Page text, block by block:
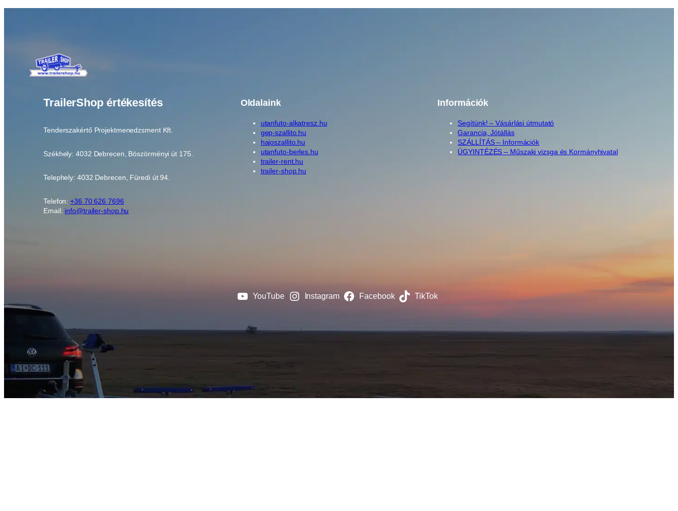
TrailerShop értékesítés
Tenderszakértő Projektmenedzsment Kft.
Székhely: 4032 Debrecen, Böszörményi út 175.
Telephely: 4032 Debrecen, Füredi út 94.
Telefon:+36 70 626 7696
Email: info@trailer-shop.hu
Oldalaink
utanfuto-alkatresz.hu
gep-szallito.hu
hajoszallito.hu
utanfuto-berles.hu
trailer-rent.hu
trailer-shop.hu
Információk
Segítünk! – Vásárlási útmutató
Garancia, Jótállás
SZÁLLÍTÁS – Információk
ÜGYINTÉZÉS – Műszaki vizsga és Kormányhivatal
YouTube Instagram Facebook TikTok